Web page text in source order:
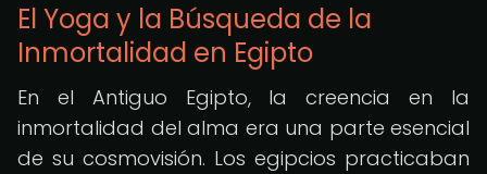
El Yoga y la Búsqueda de la
Inmortalidad en Egipto
En el Antiguo Egipto, la creencia en la
inmortalidad del alma era una parte esencial
de su cosmovisión. Los egipcios practicaban